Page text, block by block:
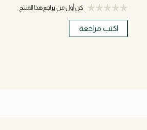
كن أول من يراجع هذا المنتج
اكتب مراجعة